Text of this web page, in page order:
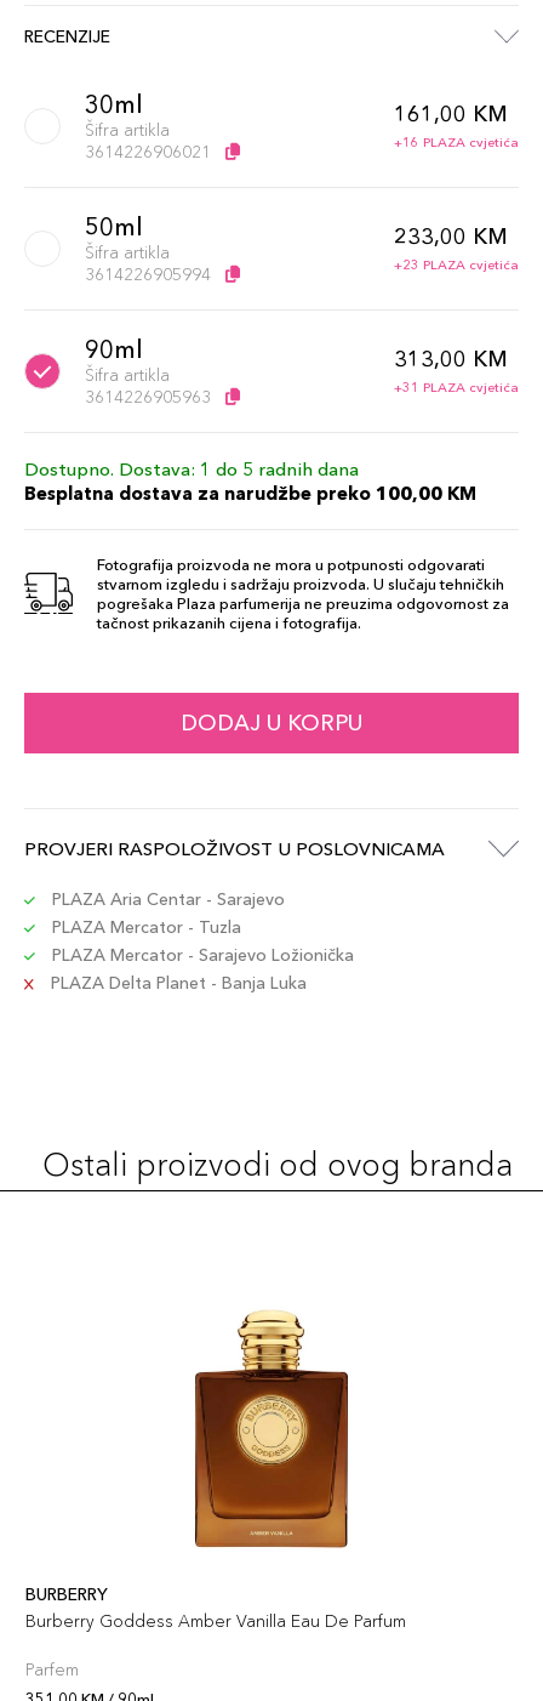
RECENZIJE
30ml
Šifra artikla
3614226906021
161,00 KM
+16 PLAZA cvjetića
50ml
Šifra artikla
3614226905994
233,00 KM
+23 PLAZA cvjetića
90ml
Šifra artikla
3614226905963
313,00 KM
+31 PLAZA cvjetića
Dostupno. Dostava: 1 do 5 radnih dana
Besplatna dostava za narudžbe preko 100,00 KM
Fotografija proizvoda ne mora u potpunosti odgovarati
stvarnom izgledu i sadržaju proizvoda. U slučaju tehničkih
pogrešaka Plaza parfumerija ne preuzima odgovornost za
tačnost prikazanih cijena i fotografija.
DODAJ U KORPU
PROVJERI RASPOLOŽIVOST U POSLOVNICAMA
PLAZA Aria Centar - Sarajevo
PLAZA Mercator - Tuzla
PLAZA Mercator - Sarajevo Ložionička
PLAZA Delta Planet - Banja Luka
Ostali proizvodi od ovog branda
BURBERRY
Burberry Goddess Amber Vanilla Eau De Parfum
Parfem